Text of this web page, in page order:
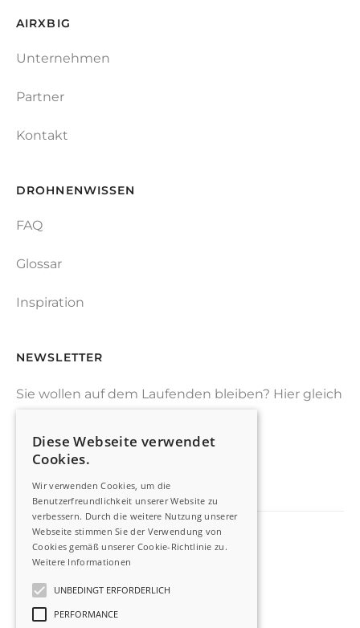
AIRXBIG
Unternehmen
Partner
Kontakt
DROHNENWISSEN
FAQ
Glossar
Inspiration
NEWSLETTER
Sie wollen auf dem Laufenden bleiben? Hier gleich
JETZT ANMELDEN
Impressum
Datenschutz
Diese Webseite verwendet
Cookies.
Wir verwenden Cookies, um die
Benutzerfreundlichkeit unserer Website zu
verbessern. Durch die weitere Nutzung unserer
Webseite stimmen Sie der Verwendung von
Cookies gemäß unserer Cookie-Richtlinie zu.
Weitere Informationen
UNBEDINGT ERFORDERLICH
PERFORMANCE